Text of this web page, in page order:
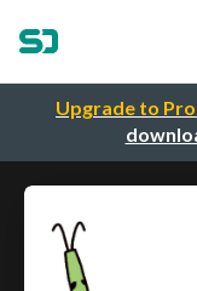
Upgrade to Pro